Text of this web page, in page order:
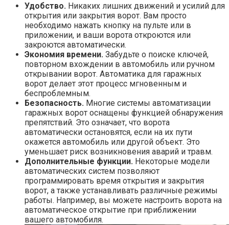
Удобство. Никаких лишних движений и усилий для
открытия или закрытия ворот. Вам просто
необходимо нажать кнопку на пульте или в
приложении, и ваши ворота откроются или
закроются автоматически.
Экономия времени. Забудьте о поиске ключей,
повторном вхождении в автомобиль или ручном
открывании ворот. Автоматика для гаражных
ворот делает этот процесс мгновенным и
беспроблемным.
Безопасность. Многие системы автоматизации
гаражных ворот оснащены функцией обнаружения
препятствий. Это означает, что ворота
автоматически остановятся, если на их пути
окажется автомобиль или другой объект. Это
уменьшает риск возникновения аварий и травм.
Дополнительные функции. Некоторые модели
автоматических систем позволяют
программировать время открытия и закрытия
ворот, а также устанавливать различные режимы
работы. Например, вы можете настроить ворота на
автоматическое открытие при приближении
вашего автомобиля.